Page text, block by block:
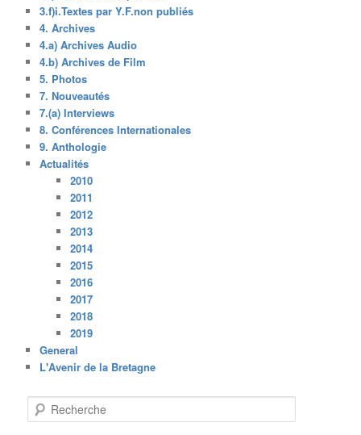
3.f)i.Textes par Y.F.non publiés
4. Archives
4.a) Archives Audio
4.b) Archives de Film
5. Photos
7. Nouveautés
7.(a) Interviews
8. Conférences Internationales
9. Anthologie
Actualités
2010
2011
2012
2013
2014
2015
2016
2017
2018
2019
General
L'Avenir de la Bretagne
e